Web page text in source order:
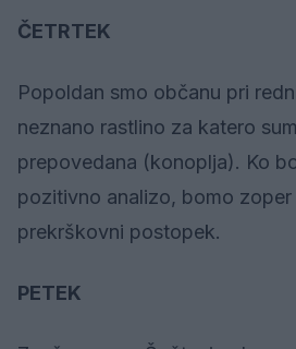
ČETRTEK
Popoldan smo občanu pri
neznano rastlino za katero
prepovedana (konoplja). Ko
pozitivno analizo, bomo
prekrškovni postopek.
PETEK